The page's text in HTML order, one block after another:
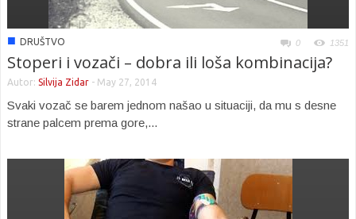
■ DRUŠTVO 0 1351
Stoperi i vozači – dobra ili loša kombinacija?
Autor: Silvija Zidar - May 27, 2014
Svaki vozač se barem jednom našao u situaciji, da mu s desne
strane palcem prema gore,...